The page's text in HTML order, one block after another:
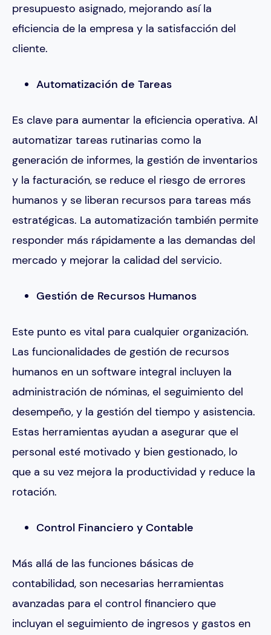
presupuesto asignado, mejorando así la
eficiencia de la empresa y la satisfacción del
cliente​.
Automatización de Tareas
Es clave para aumentar la eficiencia operativa. Al
automatizar tareas rutinarias como la
generación de informes, la gestión de inventarios
y la facturación, se reduce el riesgo de errores
humanos y se liberan recursos para tareas más
estratégicas. La automatización también permite
responder más rápidamente a las demandas del
mercado y mejorar la calidad del servicio.
Gestión de Recursos Humanos
Este punto es vital para cualquier organización.
Las funcionalidades de gestión de recursos
humanos en un software integral incluyen la
administración de nóminas, el seguimiento del
desempeño, y la gestión del tiempo y asistencia.
Estas herramientas ayudan a asegurar que el
personal esté motivado y bien gestionado, lo
que a su vez mejora la productividad y reduce la
rotación.
Control Financiero y Contable
Más allá de las funciones básicas de
contabilidad, son necesarias herramientas
avanzadas para el control financiero que
incluyan el seguimiento de ingresos y gastos en